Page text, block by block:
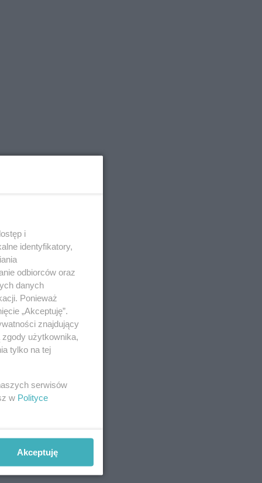
i
identyfikatory,
odbiorców oraz
danych
Ponieważ
„Akceptuję”.
znajdujący
użytkownika,
tylko na tej
serwisów
w Polityce
Akceptuję